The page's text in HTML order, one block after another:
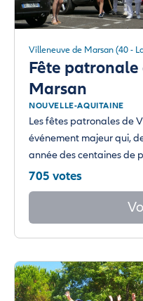
Villeneuve de Marsan (40 -
Fête
Marsan
NOUVELLE-AQUITAINE
Les fêtes patronales de
événement majeur qui,
année des centaines de
705 votes